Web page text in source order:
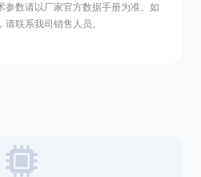
参数请以厂家官方数据手册为准。如
联系我司销售人员。